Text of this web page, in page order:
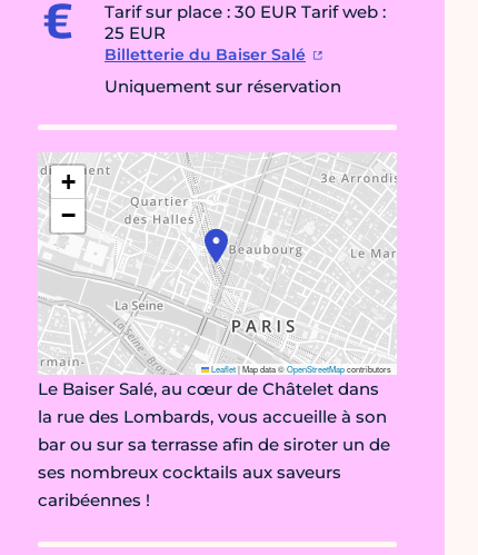
Tarif sur place : 30 EUR Tarif web :
25 EUR
Billetterie du Baiser Salé
Uniquement sur réservation
+
−
Leaflet|Map data ©OpenStreetMapcontributors
Le Baiser Salé, au cœur de Châtelet dans
la rue des Lombards, vous accueille à son
bar ou sur sa terrasse afin de siroter un de
ses nombreux cocktails aux saveurs
caribéennes !